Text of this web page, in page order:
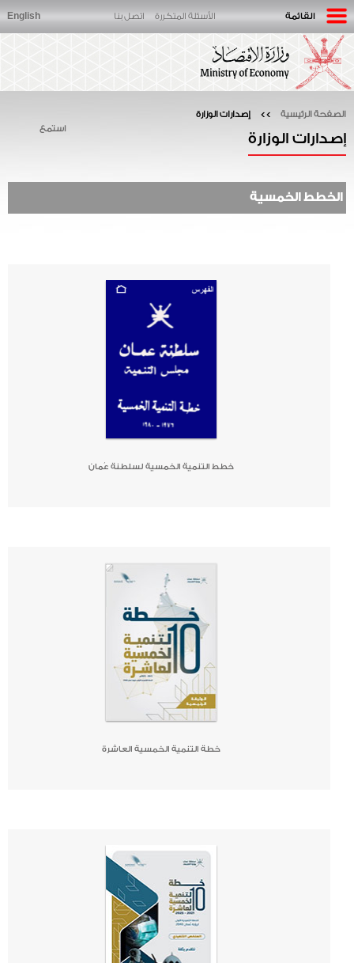
القائمة الأسئلة المتكررة اتصل بنا English
استمع
الصفحة الرئيسية >> إصدارات الوزارة
إصدارات الوزارة
الخطط الخمسية
كتاب جريدة صحيفة
خطط التنمية الخمسية لسلطنة عُمان
كتاب
خطة التنمية الخمسية العاشرة